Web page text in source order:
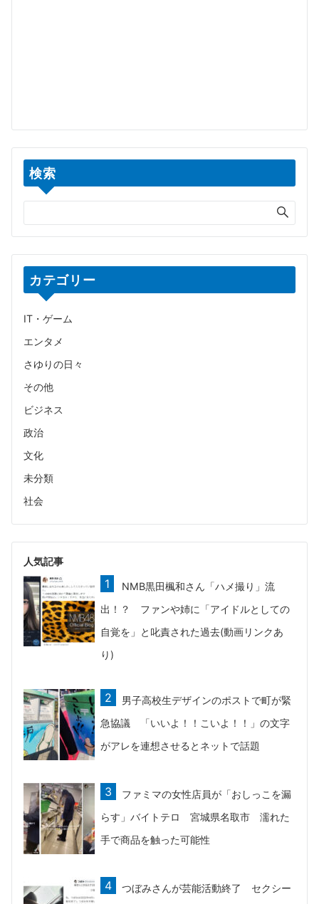
検索
カテゴリー
IT・ゲーム
エンタメ
さゆりの日々
その他
ビジネス
政治
文化
未分類
社会
人気記事
NMB黒田楓和さん「ハメ撮り」流
出！？ ファンや姉に「アイドルとしての
自覚を」と叱責された過去(動画リンクあ
り)
男子高校生デザインのポストで町が緊
急協議 「いいよ！！こいよ！！」の文字
がアレを連想させるとネットで話題
ファミマの女性店員が「おしっこを漏
らす」バイトテロ 宮城県名取市 濡れた
手で商品を触った可能性
つぼみさんが芸能活動終了 セクシー